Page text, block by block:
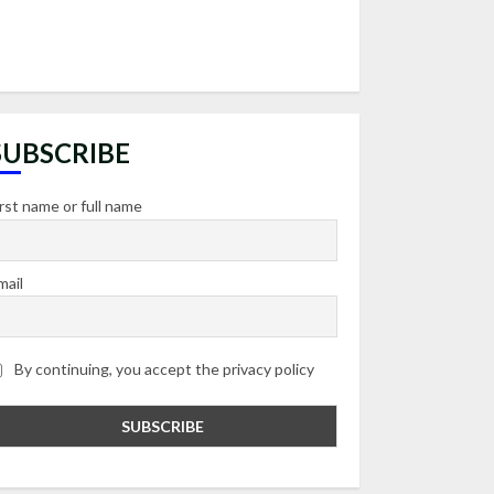
name or full name
By continuing, you accept the privacy policy